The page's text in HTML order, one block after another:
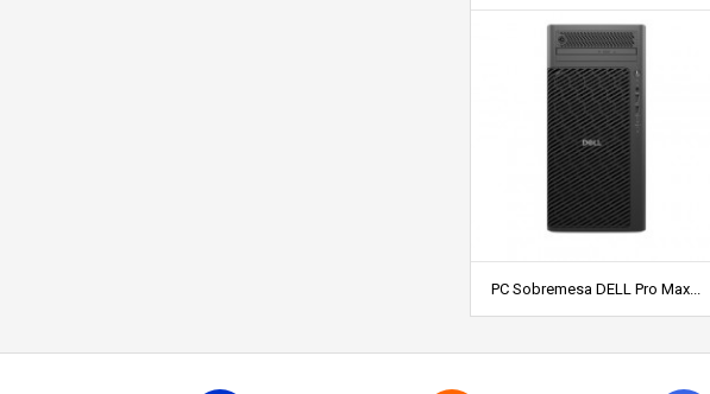
PC Sobremesa DELL Pro Max...